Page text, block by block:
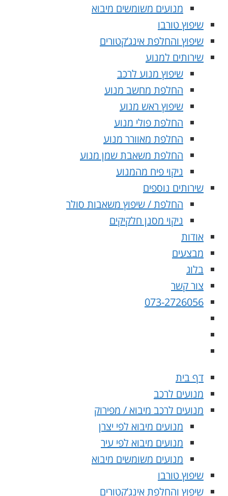
מנועים משומשים מיבוא
שיפוץ טורבו
שיפוץ והחלפת אינג’קטורים
שירותים למנוע
שיפוץ מנוע לרכב
החלפת מחשב מנוע
שיפוץ ראש מנוע
החלפת פולי מנוע
החלפת מאוורר מנוע
החלפת משאבת שמן מנוע
ניקוי פיח מהמנוע
שירותים נוספים
החלפת / שיפוץ משאבות סולר
ניקוי מסנן חלקיקים
אודות
מבצעים
בלוג
צור קשר
073-2726056
דף בית
מנועים לרכב
מנועים לרכב מיבוא / מפירוק
מנועים מיבוא לפי יצרן
מנועים מיבוא לפי עיר
מנועים משומשים מיבוא
שיפוץ טורבו
שיפוץ והחלפת אינג’קטורים